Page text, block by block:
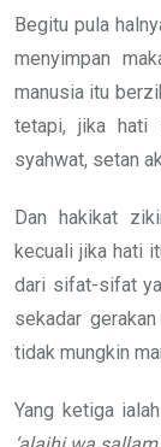
Begitu pula
menyimpan
manusia itu
tetapi, jika hati
syahwat, setan
Dan hakikat
kecuali jika hati
dari sifat-sifat
sekadar
tidak mungkin
Yang ketiga